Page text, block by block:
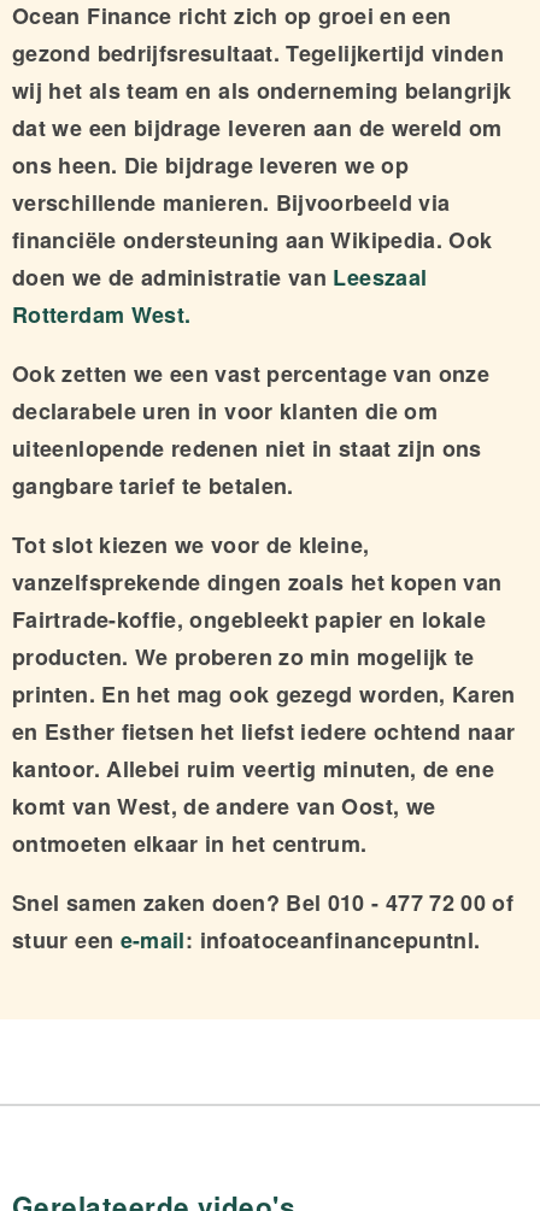
Ocean Finance richt zich op groei en een
gezond bedrijfsresultaat. Tegelijkertijd vinden
wij het als team en als onderneming belangrijk
dat we een bijdrage leveren aan de wereld om
ons heen. Die bijdrage leveren we op
verschillende manieren. Bijvoorbeeld via
financiële ondersteuning aan Wikipedia. Ook
doen we de administratie van Leeszaal
Rotterdam West.
Ook zetten we een vast percentage van onze
declarabele uren in voor klanten die om
uiteenlopende redenen niet in staat zijn ons
gangbare tarief te betalen.
Tot slot kiezen we voor de kleine,
vanzelfsprekende dingen zoals het kopen van
Fairtrade-koffie, ongebleekt papier en lokale
producten. We proberen zo min mogelijk te
printen. En het mag ook gezegd worden, Karen
en Esther fietsen het liefst iedere ochtend naar
kantoor. Allebei ruim veertig minuten, de ene
komt van West, de andere van Oost, we
ontmoeten elkaar in het centrum.
Snel samen zaken doen? Bel 010 - 477 72 00 of
stuur een e-mail: infoatoceanfinancepuntnl.